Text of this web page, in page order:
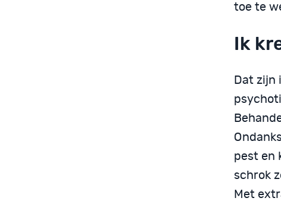
toe te
Ik
Dat zijn
pest en
schrok
Met